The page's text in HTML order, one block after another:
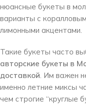
нюансные букеты в
варианты с
лимонными акцентами.
Такие букеты часто
авторские букеты в
доставкой. Им важен
именно летние миксы
чем строгие “круглые